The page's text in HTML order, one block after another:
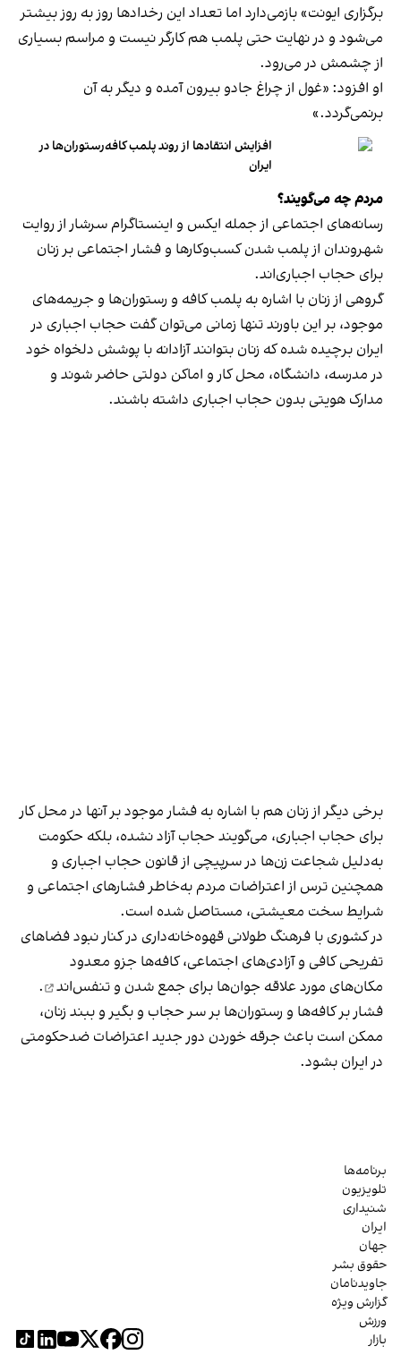
برگزاری ایونت» بازمی‌دارد اما تعداد این رخدادها روز به روز بیشتر
می‌شود و در نهایت حتی پلمب هم کارگر نیست و مراسم بسیاری
از چشمش در می‌رود.
او افزود: «غول از چراغ جادو بیرون آمده و دیگر به آن
برنمی‎‌گردد.»
افزایش انتقادها از روند پلمب کافه‌رستوران‌ها در
ایران
مردم چه می‌گویند؟
رسانه‎‌های اجتماعی از جمله ایکس و اینستاگرام سرشار از روایت
شهروندان از پلمب شدن کسب‌وکارها و فشار اجتماعی بر زنان
برای حجاب اجباری‌اند.
گروهی از زنان با اشاره به پلمب کافه و رستوران‌ها و جریمه‌های
موجود، بر این باورند تنها زمانی می‌توان گفت حجاب اجباری در
ایران برچیده شده که زنان بتوانند آزادانه با پوشش دلخواه خود
در مدرسه، دانشگاه، محل کار و اماکن دولتی حاضر شوند و
مدارک هویتی بدون حجاب اجباری داشته باشند.
برخی دیگر از زنان هم با اشاره به فشار موجود بر آنها در محل کار
برای حجاب اجباری، می‌گویند حجاب آزاد نشده، بلکه حکومت
به‌دلیل شجاعت زن‌ها در سرپیچی از قانون حجاب اجباری و
همچنین ترس از اعتراضات مردم به‌خاطر فشارهای اجتماعی و
شرایط سخت معیشتی، مستاصل شده است.
در کشوری با فرهنگ طولانی قهوه‌‌خانه‌داری در کنار نبود فضاهای
تفریحی کافی و آزادی‌های اجتماعی، کافه‌ها جزو معدود
مکان‌های مورد علاقه جوان‌ها برای جمع شدن و تنفس‌اند
.
فشار بر کافه‌ها و رستوران‌ها بر سر حجاب و بگیر و ببند زنان،
ممکن است باعث جرقه خوردن دور جدید اعتراضات ضدحکومتی
در ایران بشود.
برنامه‌ها
تلویزیون
شنیداری
ایران
جهان
حقوق بشر
جاویدنامان
گزارش ویژه
ورزش
بازار